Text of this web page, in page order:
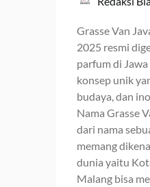
Grasse Van
2025 resmi
parfum di
konsep unik
budaya, dan
Nama Grasse
dari nama
memang
dunia yaitu
Malang bisa